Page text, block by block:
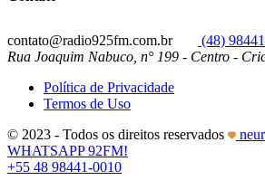
contato@radio925fm.com.br
(48)
Rua Joaquim Nabuco, n° 199 - Centro -
Política de Privacidade
Termos de Uso
© 2023 - Todos os direitos reservados
WHATSAPP 92FM!
+55 48 98441-0010